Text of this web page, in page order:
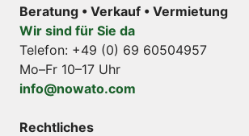
Beratung • Verkauf • Vermietung
Wir sind für Sie da
Telefon: +49 (0) 69 60504957
Mo–Fr 10–17 Uhr
info@nowato.com
Rechtliches